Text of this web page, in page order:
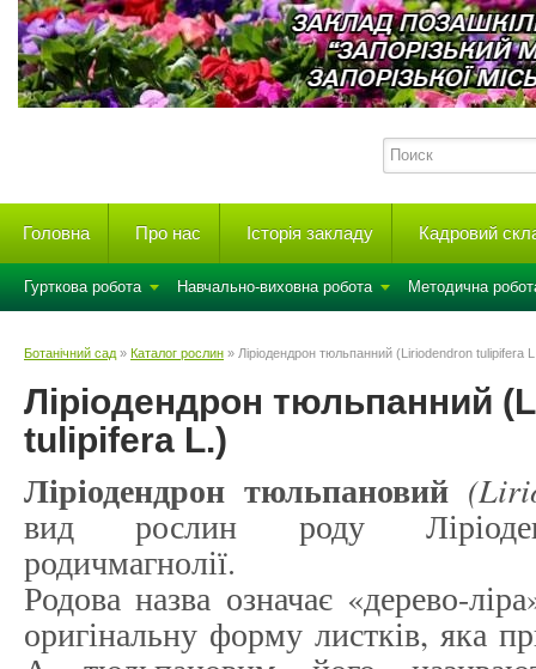
Головна Про нас Історія закладу Кадровий
Гурткова робота Навчально-виховна робота Методична
Ботанічний сад » Каталог рослин » Ліріодендрон тюльпанний (Liriodendron tulipifera
Ліріодендрон тюльпанний
tulipifera L.)
Ліріодендрон тюльпановий
вид рослин роду
родичмагнолії.
Родова назва означає «дерево-
оригінальну форму листків, яка